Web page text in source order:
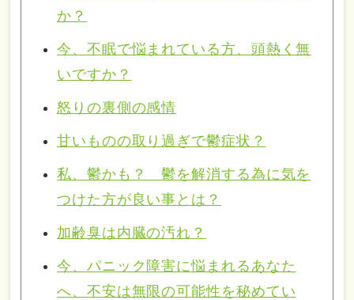
か？
今、不眠で悩まれている方、頭熱く無
いですか？
怒りの裏側の感情
甘いものの取り過ぎで鬱症状？
私、鬱かも？ 鬱を解消する為に気を
つけた方が良い事とは？
加齢臭は内臓の汚れ？
今、パニック障害に悩まれるあなた
へ、不安は無限の可能性を秘めてい